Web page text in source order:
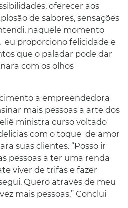
oferecer aos
de sabores, sensações
naquele momento
eu proporciono felicidade e
que o paladar pode dar
com os olhos
a empreendedora
mais pessoas a arte dos
ministra curso voltado
com o toque de amor
suas clientes. “Posso ir
pessoas a ter uma renda
viver de trifas e fazer
Quero através de meu
mais pessoas.” Conclui